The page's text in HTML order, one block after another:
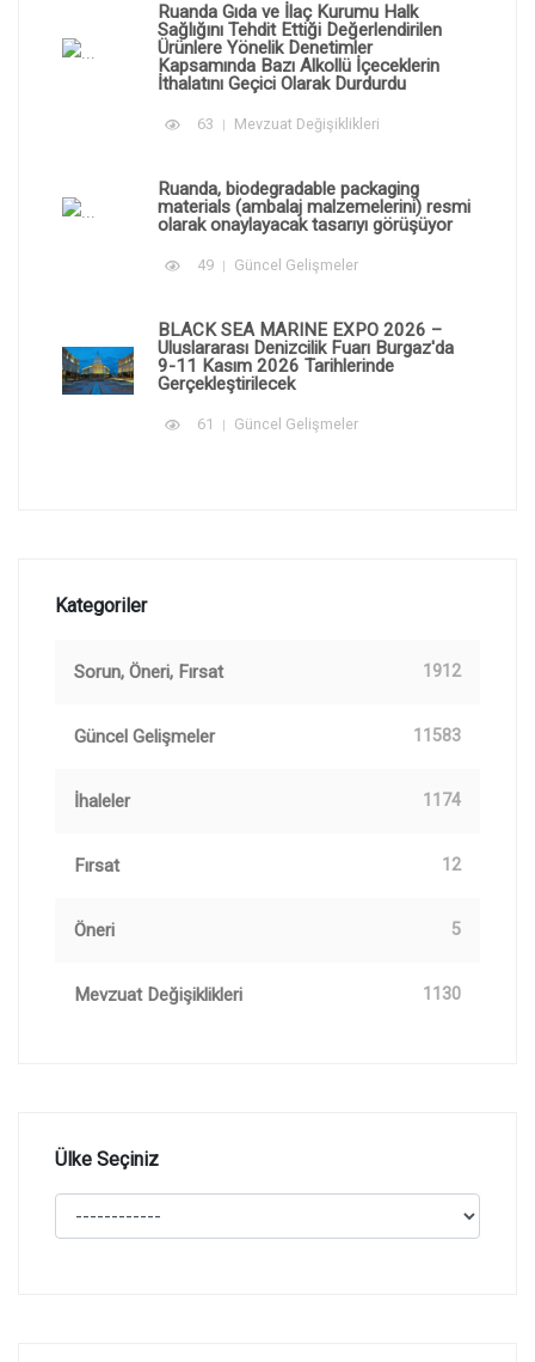
Ruanda Gıda ve İlaç Kurumu Halk
Sağlığını Tehdit Ettiği Değerlendirilen
Ürünlere Yönelik Denetimler
Kapsamında Bazı Alkollü İçeceklerin
İthalatını Geçici Olarak Durdurdu
63 Mevzuat Değişiklikleri
Ruanda, biodegradable packaging
materials (ambalaj malzemelerini) resmi
olarak onaylayacak tasarıyı görüşüyor
49 Güncel Gelişmeler
BLACK SEA MARINE EXPO 2026 –
Uluslararası Denizcilik Fuarı Burgaz'da
9-11 Kasım 2026 Tarihlerinde
Gerçekleştirilecek
61 Güncel Gelişmeler
Kategoriler
Sorun, Öneri, Fırsat 1912
Güncel Gelişmeler 11583
İhaleler 1174
Fırsat 12
Öneri 5
Mevzuat Değişiklikleri 1130
Ülke Seçiniz